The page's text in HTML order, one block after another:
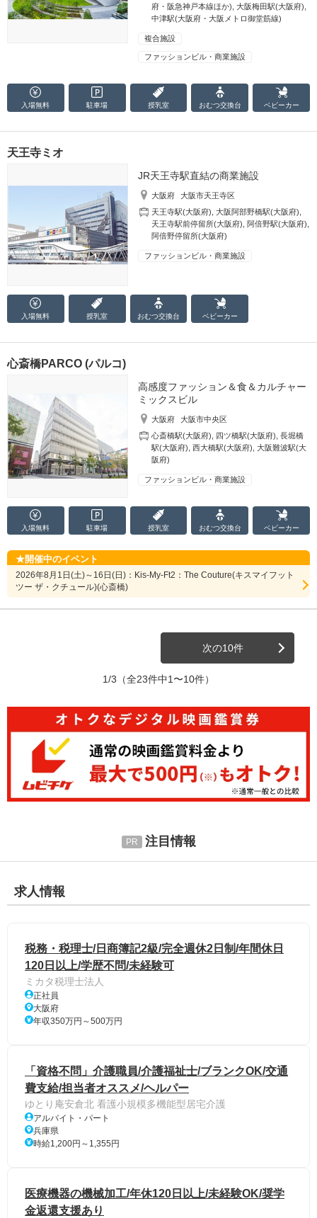
府・阪急神戸本線ほか) ,大阪梅田駅(大阪府)
中津駅(大阪府・大阪メトロ御堂筋線)
複合施設
ファッションビル・商業施設
入場無料 駐車場 授乳室 おむつ交換台 ベビーカー
天王寺ミオ
JR天王寺駅直結の商業施設
大阪府
大阪市天王寺区
天王寺駅(大阪府) ,大阪阿部野橋駅(大阪府)
天王寺駅前停留所(大阪府) ,阿倍野駅(大阪府)
阿倍野停留所(大阪府)
ファッションビル・商業施設
入場無料 授乳室 おむつ交換台 ベビーカー
心斎橋PARCO (パルコ)
高感度ファッション＆食＆カルチャー
ミックスビル
大阪府
大阪市中央区
心斎橋駅(大阪府)
四ツ橋駅(大阪府) ,長堀橋
駅(大阪府) ,西大橋駅(大阪府) ,大阪難波駅(大
阪府)
ファッションビル・商業施設
入場無料 駐車場 授乳室 おむつ交換台 ベビーカー
開催中のイベント
2026年8月1日(土)～16日(日)：Kis-My-Ft2：The Couture(キスマイフット
ツー ザ・クチュール)(心斎橋)
次の10件
1/3 （全23件中1〜10件）
注目情報
求人情報
税務・税理士/日商簿記2級/完全週休2日制/年間休日
120日以上/学歴不問/未経験可
ミカタ税理士法人
正社員
大阪府
年収350万円～500万円
「資格不問」介護職員/介護福祉士/ブランクOK/交通
費支給/担当者オススメ/ヘルパー
ゆとり庵安倉北 看護小規模多機能型居宅介護
アルバイト・パート
兵庫県
時給1,200円～1,355円
医療機器の機械加工/年休120日以上/未経験OK/奨学
金返還支援あり